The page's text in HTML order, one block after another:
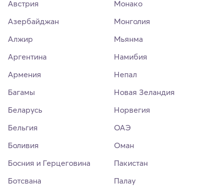
Австрия
Азербайджан
Алжир
Аргентина
Армения
Багамы
Беларусь
Бельгия
Боливия
Босния и Герцеговина
Ботсвана
Монако
Монголия
Мьянма
Намибия
Непал
Новая Зеландия
Норвегия
ОАЭ
Оман
Пакистан
Палау